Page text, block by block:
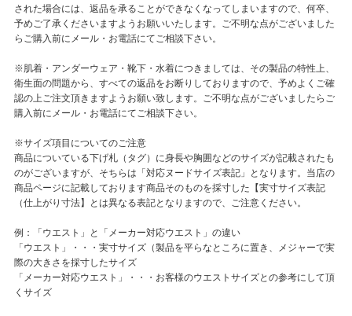
された場合には、返品を承ることができなくなってしまいますので、何卒、
予めご了承くださいますようお願いいたします。ご不明な点がございました
らご購入前にメール・お電話にてご相談下さい。
※肌着・アンダーウェア・靴下・水着につきましては、その製品の特性上、
衛生面の問題から、すべての返品をお断りしておりますので、予めよくご確
認の上ご注文頂きますようお願い致します。ご不明な点がございましたらご
購入前にメール・お電話にてご相談下さい。
※サイズ項目についてのご注意
商品についている下げ札（タグ）に身長や胸囲などのサイズが記載されたも
のがございますが、そちらは「対応ヌードサイズ表記」となります。当店の
商品ページに記載しております商品そのものを採寸した【実寸サイズ表記
（仕上がり寸法】とは異なる表記となりますので、ご注意ください。
例：「ウエスト」と「メーカー対応ウエスト」の違い
「ウエスト」・・・実寸サイズ（製品を平らなところに置き、メジャーで実
際の大きさを採寸したサイズ
「メーカー対応ウエスト」・・・お客様のウエストサイズとの参考にして頂
くサイズ